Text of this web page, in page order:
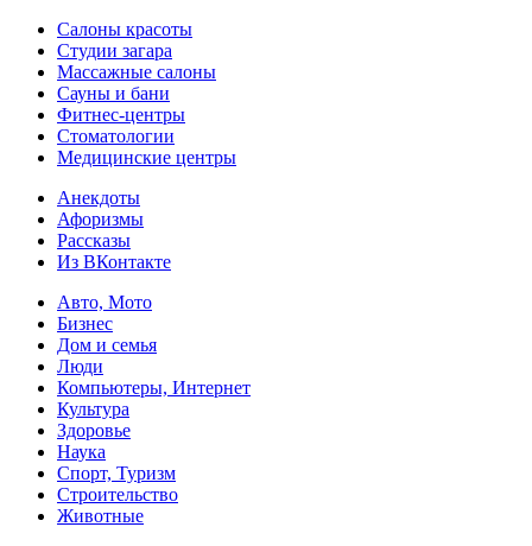
Салоны красоты
Студии загара
Массажные салоны
Сауны и бани
Фитнес-центры
Стоматологии
Медицинские центры
Анекдоты
Афоризмы
Рассказы
Из ВКонтакте
Авто, Мото
Бизнес
Дом и семья
Люди
Компьютеры, Интернет
Культура
Здоровье
Наука
Спорт, Туризм
Строительство
Животные